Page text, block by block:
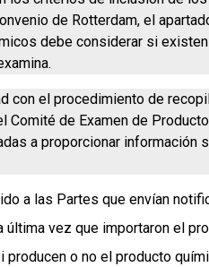
de Rotterdam, el
debe considerar si
con el procedimiento de
Comité de Examen de
a proporcionar información
a las Partes que envían
última vez que importaron el
producen o no el producto